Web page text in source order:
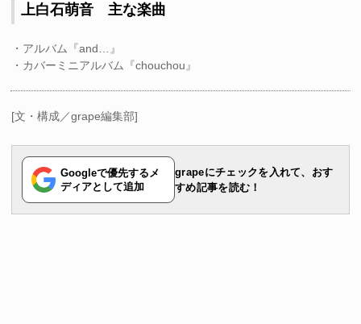
上白石萌音 主な楽曲
・アルバム『and…』
・カバーミニアルバム『chouchou』
[文・構成／grape編集部]
Googleで優先するメ
ディアとして追加
grapeにチェックを入れて、おす
すめ記事を読む！